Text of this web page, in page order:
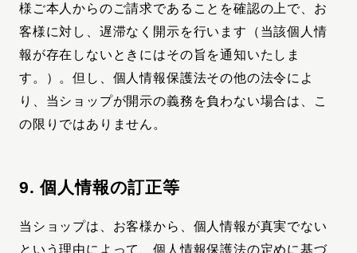
様ご本人からのご請求であることを確認の上で、お
客様に対し、遅滞なく開示を行います（当該個人情
報が存在しないときにはその旨を通知いたしま
す。）。但し、個人情報保護法その他の法令によ
り、当ショップが開示の義務を負わない場合は、こ
の限りではありません。
9. 個人情報の訂正等
当ショップは、お客様から、個人情報が真実でない
という理由によって、個人情報保護法の定めに基づ